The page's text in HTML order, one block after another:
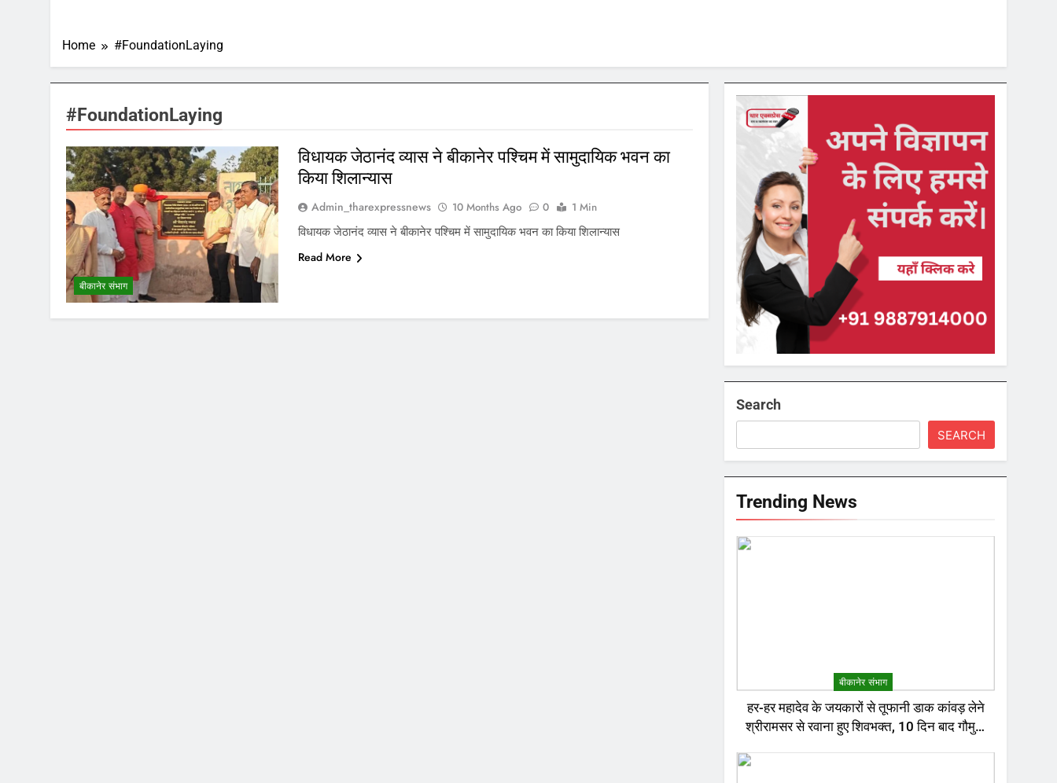
Home #FoundationLaying
#FoundationLaying
बीकानेर संभाग
विधायक जेठानंद व्यास ने बीकानेर पश्चिम में सामुदायिक भवन का
किया शिलान्यास
Admin_tharexpressnews 10 Months Ago 0
1 Min
विधायक जेठानंद व्यास ने बीकानेर पश्चिम में सामुदायिक भवन का किया शिलान्यास
Read More
Search
SEARCH
Trending News
बीकानेर संभाग
हर-हर महादेव के जयकारों से तूफानी डाक कांवड़ लेने
श्रीरामसर से रवाना हुए शिवभक्त, 10 दिन बाद गौमुख